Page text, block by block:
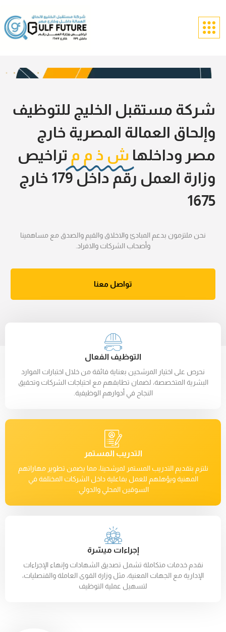
شركة مستقبل الخليج للتوظيف
وإلحاق العمالة المصرية خارج
مصر وداخلها ش ذ م م تراخيص
وزارة العمل رقم داخل 179 خارج
1675
نحن ملتزمون بدعم المبادئ والاخلاق والقيم والصدق مع مساهمينا
وأصحاب الشركات والافراد.
تواصل معنا
التوظيف الفعال
نحرص على اختيار المرشحين بعناية فائقة من خلال اختبارات الموارد
البشرية المتخصصة، لضمان تطابقهم مع احتياجات الشركات وتحقيق
النجاح في أدوارهم الوظيفية.
التدريب المستمر
نلتزم بتقديم التدريب المستمر لمرشحينا، مما يضمن تطوير مهاراتهم
المهنية ويؤهلهم للعمل بفاعلية داخل الشركات المختلفة في
السوقين المحلي والدولي.
إجراءات ميسّرة
نقدم خدمات متكاملة تشمل تصديق الشهادات وإنهاء الإجراءات
الإدارية مع الجهات المعنية، مثل وزارة القوى العاملة والقنصليات،
لتسهيل عملية التوظيف